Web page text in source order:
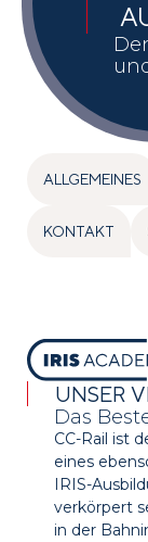
ALLGEMEINES
KONTAKT
UNSER
Das
CC-Rail ist
eines
IRIS-
verkörpert
in der